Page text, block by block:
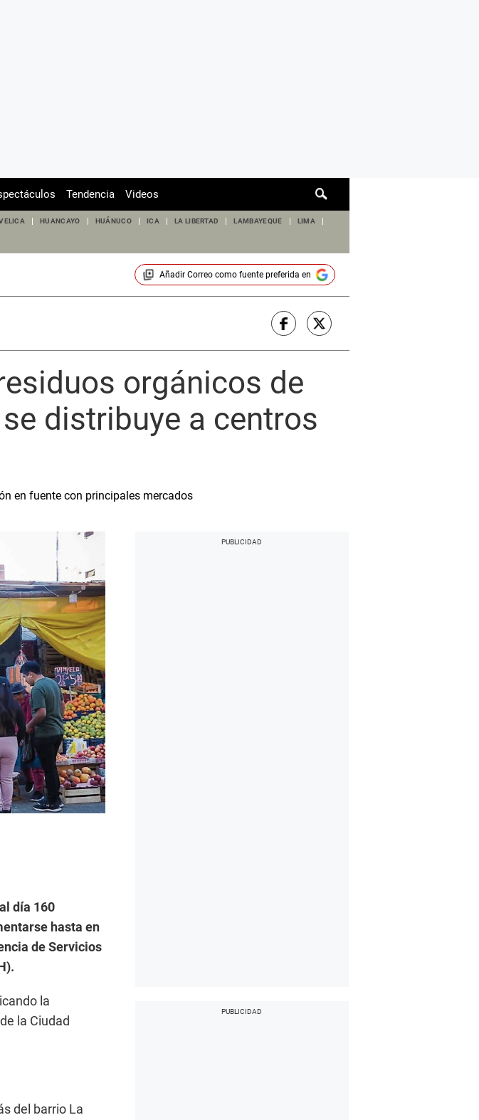
de
Tendencia Videos
HUANCAYO HUÁNUCO ICA LA LIBERTAD LAMBAYEQUE LIMA
Añadir Correocomo fuente preferida en
orgánicos de
distribuye a centros
en fuente con principales mercados
día 160
hasta en
de Servicios
la
la Ciudad
del barrio La